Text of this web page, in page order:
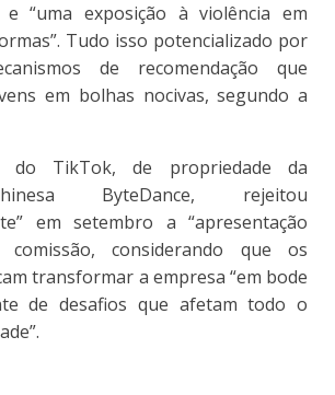
e “uma exposição à violência em
Tudo isso potencializado por
de recomendação que
em bolhas nocivas, segundo a
do TikTok, de propriedade da
ByteDance, rejeitou
em setembro a “apresentação
comissão, considerando que os
transformar a empresa “em bode
de desafios que afetam todo o